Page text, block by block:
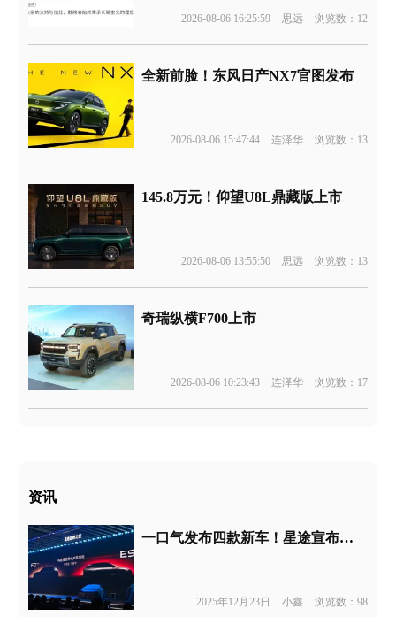
2026-08-06 16:25:59 思远 浏览数：12
全新前脸！东风日产NX7官图发布
2026-08-06 15:47:44 连泽华 浏览数：13
145.8万元！仰望U8L鼎藏版上市
2026-08-06 13:55:50 思远 浏览数：13
奇瑞纵横F700上市
2026-08-06 10:23:43 连泽华 浏览数：17
资讯
一口气发布四款新车！星途宣布进入3.0时代
2025年12月23日 小鑫 浏览数：98